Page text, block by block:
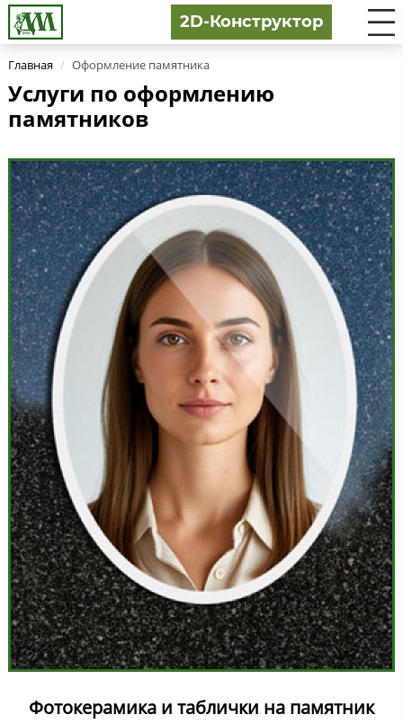
2D-Конструктор
Главная / Оформление памятника
Услуги по оформлению
памятников
Фотокерамика и таблички на памятник